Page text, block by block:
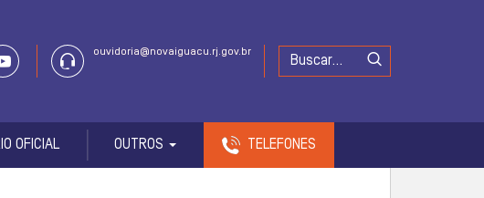
ouvidoria@novaiguacu.rj.gov.br
OFICIAL OUTROS TELEFONES